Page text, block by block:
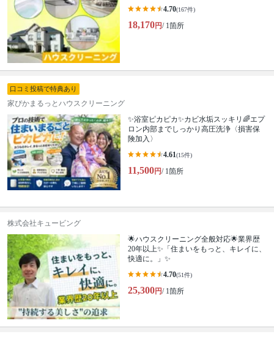
4.70(167件)
18,170円/ 1箇所
口コミ投稿で特典あり
家ぴかまるっとハウスクリーニング
✨浴室ピカピカ✨カビ水垢スッキリ🌈エプ
ロン内部までしっかり高圧洗浄〈損害保
険加入〉
4.61(15件)
11,500円/ 1箇所
株式会社キュービング
🌟ハウスクリーニング全般対応🌟業界歴
20年以上✨「住まいをもっと、キレイに、
快適に。」✨
4.70(51件)
25,300円/ 1箇所